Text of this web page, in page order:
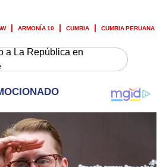
ARMONÍA 10 CUMBIA CUMBIA PERUANA
a La República en